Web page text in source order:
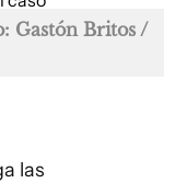
Gastón Britos /
las